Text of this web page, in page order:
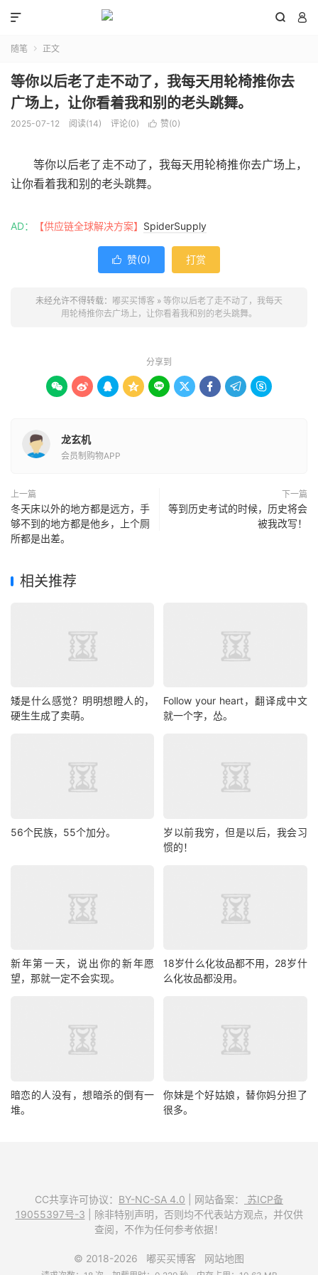
 

随笔  正文
等你以后老了走不动了，我每天用轮椅推你去
广场上，让你看着我和别的老头跳舞。
2025-07-12 阅读(14) 评论(0)  赞(0)
等你以后老了走不动了，我每天用轮椅推你去广场上，
让你看着我和别的老头跳舞。
AD： 【供应链全球解决方案】 SpiderSupply
 赞(0) 打赏
未经允许不得转载： 嘟买买博客 » 等你以后老了走不动了，我每天
用轮椅推你去广场上，让你看着我和别的老头跳舞。
分享到
        
龙玄机
会员制购物APP
上一篇
冬天床以外的地方都是远方，手
够不到的地方都是他乡，上个厕
所都是出差。
下一篇
等到历史考试的时候，历史将会
被我改写！
相关推荐
矮是什么感觉？明明想瞪人的，
硬生生成了卖萌。
Follow your heart，翻译成中文
就一个字，怂。
56个民族，55个加分。
岁以前我穷，但是以后，我会习
惯的！
新年第一天，说出你的新年愿
望，那就一定不会实现。
18岁什么化妆品都不用，28岁什
么化妆品都没用。
暗恋的人没有，想暗杀的倒有一
堆。
你妹是个好姑娘，替你妈分担了
很多。
CC共享许可协议： BY-NC-SA 4.0 | 网站备案：
苏ICP备
19055397号-3 | 除非特别声明，否则均不代表站方观点，并仅供
查阅，不作为任何参考依据！
© 2018-2026 嘟买买博客 网站地图